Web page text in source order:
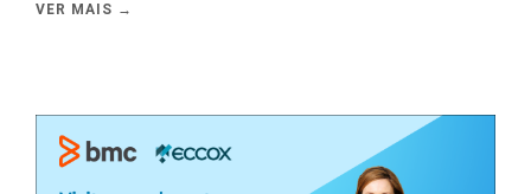
VER MAIS →